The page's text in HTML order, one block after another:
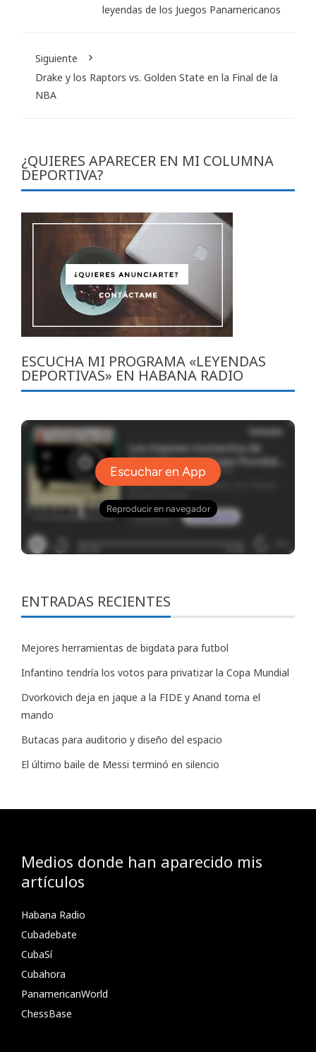
leyendas de los Juegos Panamericanos
Siguiente
Drake y los Raptors vs. Golden State en la Final de la
NBA
¿QUIERES APARECER EN MI COLUMNA
DEPORTIVA?
ESCUCHA MI PROGRAMA «LEYENDAS
DEPORTIVAS» EN HABANA RADIO
ENTRADAS RECIENTES
Mejores herramientas de bigdata para futbol
Infantino tendría los votos para privatizar la Copa Mundial
Dvorkovich deja en jaque a la FIDE y Anand toma el
mando
Butacas para auditorio y diseño del espacio
El último baile de Messi terminó en silencio
Medios donde han aparecido mis
artículos
Habana Radio
Cubadebate
CubaSí
Cubahora
PanamericanWorld
ChessBase